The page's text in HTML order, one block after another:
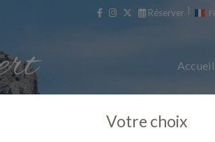
Réserver
Accueil
Votre choix